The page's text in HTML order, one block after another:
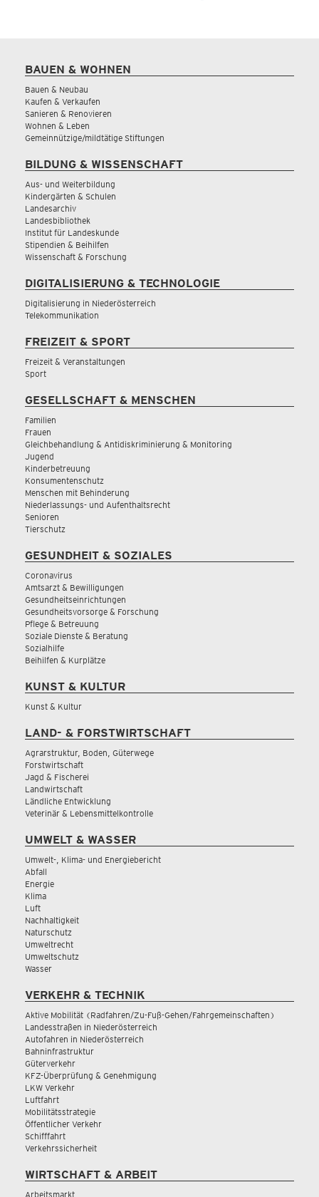
BAUEN & WOHNEN
Bauen & Neubau
Kaufen & Verkaufen
Sanieren & Renovieren
Wohnen & Leben
Gemeinnützige/mildtätige Stiftungen
BILDUNG & WISSENSCHAFT
Aus- und Weiterbildung
Kindergärten & Schulen
Landesarchiv
Landesbibliothek
Institut für Landeskunde
Stipendien & Beihilfen
Wissenschaft & Forschung
DIGITALISIERUNG & TECHNOLOGIE
Digitalisierung in Niederösterreich
Telekommunikation
FREIZEIT & SPORT
Freizeit & Veranstaltungen
Sport
GESELLSCHAFT & MENSCHEN
Familien
Frauen
Gleichbehandlung & Antidiskriminierung & Monitoring
Jugend
Kinderbetreuung
Konsumentenschutz
Menschen mit Behinderung
Niederlassungs- und Aufenthaltsrecht
Senioren
Tierschutz
GESUNDHEIT & SOZIALES
Coronavirus
Amtsarzt & Bewilligungen
Gesundheitseinrichtungen
Gesundheitsvorsorge & Forschung
Pflege & Betreuung
Soziale Dienste & Beratung
Sozialhilfe
Beihilfen & Kurplätze
KUNST & KULTUR
Kunst & Kultur
LAND- & FORSTWIRTSCHAFT
Agrarstruktur, Boden, Güterwege
Forstwirtschaft
Jagd & Fischerei
Landwirtschaft
Ländliche Entwicklung
Veterinär & Lebensmittelkontrolle
UMWELT & WASSER
Umwelt-, Klima- und Energiebericht
Abfall
Energie
Klima
Luft
Nachhaltigkeit
Naturschutz
Umweltrecht
Umweltschutz
Wasser
VERKEHR & TECHNIK
Aktive Mobilität (Radfahren/Zu-Fuß-Gehen/Fahrgemeinschaften)
Landesstraßen in Niederösterreich
Autofahren in Niederösterreich
Bahninfrastruktur
Güterverkehr
KFZ-Überprüfung & Genehmigung
LKW Verkehr
Luftfahrt
Mobilitätsstrategie
Öffentlicher Verkehr
Schifffahrt
Verkehrssicherheit
WIRTSCHAFT & ARBEIT
Arbeitsmarkt